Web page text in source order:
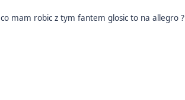
co mam robic z tym fantem glosic to na allegro ?